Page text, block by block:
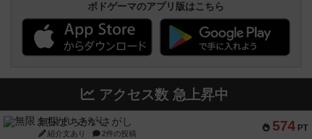
ボドゲーマのアプリ版はこちら
アクセス数 急上昇中
574 PT
無限まちがいさがし
紹介文あり 2件の投稿